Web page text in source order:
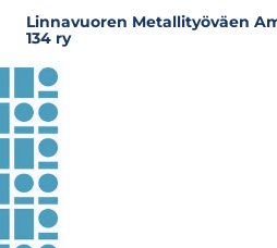
Siirry
sivun
sisältöön
Linnavuoren Metallityöväen
134 ry